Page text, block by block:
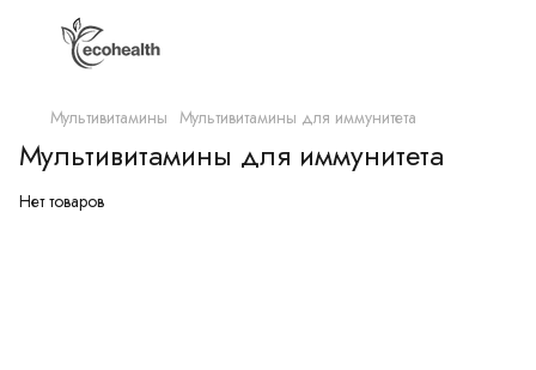
Мультивитамины Мультивитамины для иммунитета
Мультивитамины для иммунитета
Нет товаров